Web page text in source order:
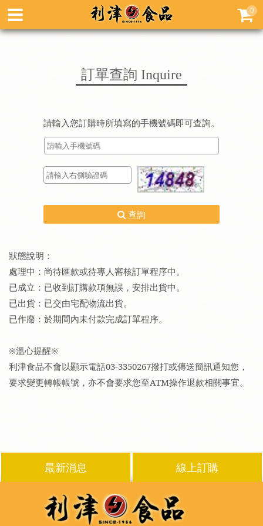
0
訂單查詢 Inquire
請輸入您訂購時所填寫的手機號碼即可查詢。
查詢
狀態說明：
處理中：尚待匯款或待專人審核訂單程序中。
已成立：已收到訂購款項無誤，安排出貨中。
已出貨：已交由宅配物流出貨。
已作廢：於期間內未付款完成訂單程序。
※溫心提醒※
利津食品不會以顯示電話03-3350267撥打或傳送簡訊通知您，
要求變更轉帳帳號，亦不會要求您至ATM操作退款相關事宜。
最新消息 線上訂購